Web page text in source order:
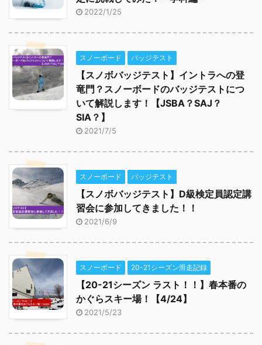
2022/1/25
スノーボード バッジテスト
【スノボバッジテスト】イントラへの登
竜門？スノーボードのバッジテストにつ
いて解説します！【JSBA？SAJ？
SIA？】
2021/7/5
スノーボード バッジテスト
【スノボバッジテスト】D級検定員認定講
習会に参加してきました！！
2021/6/9
スノーボード 20-21シーズン滑走記録
【20-21シーズン ラスト！！】春本番の
かぐらスキー場！【4/24】
2021/5/23